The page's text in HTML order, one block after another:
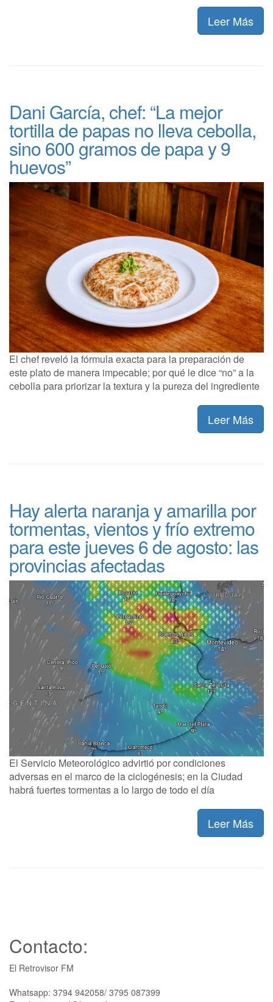
Leer Más
Dani García, chef: “La mejor
tortilla de papas no lleva cebolla,
sino 600 gramos de papa y 9
huevos”
El chef reveló la fórmula exacta para la preparación de
este plato de manera impecable; por qué le dice “no” a la
cebolla para priorizar la textura y la pureza del ingrediente
Leer Más
Hay alerta naranja y amarilla por
tormentas, vientos y frío extremo
para este jueves 6 de agosto: las
provincias afectadas
El Servicio Meteorológico advirtió por condiciones
adversas en el marco de la ciclogénesis; en la Ciudad
habrá fuertes tormentas a lo largo de todo el día
Leer Más
Contacto:
El Retrovisor FM
Whatsapp: 3794 942058/ 3795 087399